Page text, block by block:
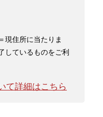
現住所に当たりま
しているものをご利
て詳細はこちら